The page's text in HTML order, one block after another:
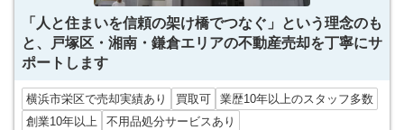
「人と住まいを信頼の架け橋でつなぐ」という理念のも
と、戸塚区・湘南・鎌倉エリアの不動産売却を丁寧にサ
ポートします
横浜市栄区で売却実績あり 買取可
業歴10年以上のスタッフ多数
創業10年以上
不用品処分サービスあり